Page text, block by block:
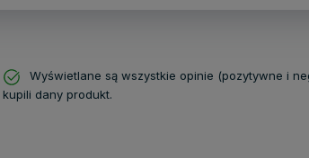
Wyświetlane są wszystkie opinie (pozytywne i
kupili dany produkt.